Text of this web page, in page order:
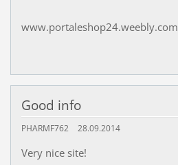
www.portaleshop24.weebly.com
Good info
PHARMF762 28.09.2014
Very nice site!